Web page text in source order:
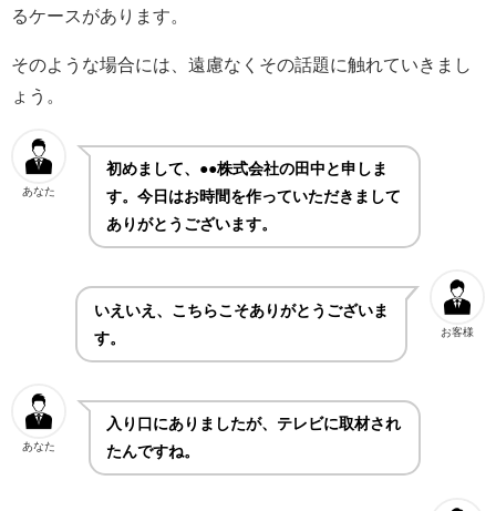
るケースがあります。
そのような場合には、遠慮なくその話題に触れていきまし
ょう。
あなた
初めまして、●●株式会社の田中と申しま
す。今日はお時間を作っていただきまして
ありがとうございます。
お客様
いえいえ、こちらこそありがとうございま
す。
あなた
入り口にありましたが、テレビに取材され
たんですね。